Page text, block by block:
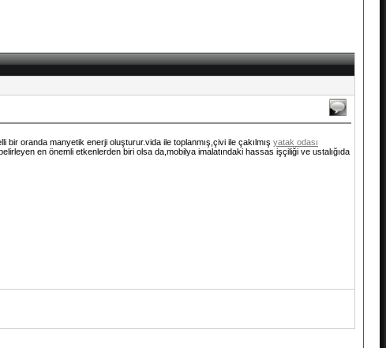
bir oranda manyetik enerji oluşturur.vida ile toplanmış,çivi ile çakılmış yatak odası
en önemli etkenlerden biri olsa da,mobilya imalatındaki hassas işçiliği ve ustalığıda